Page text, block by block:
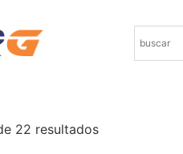
22 resultados